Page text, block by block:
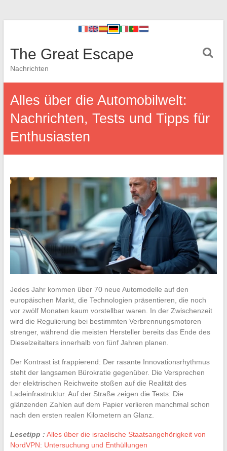
The Great Escape
Nachrichten
Alles über die Automobilwelt:
Nachrichten, Tests und Tipps für
Enthusiasten
Jedes Jahr kommen über 70 neue Automodelle auf den
europäischen Markt, die Technologien präsentieren, die noch
vor zwölf Monaten kaum vorstellbar waren. In der Zwischenzeit
wird die Regulierung bei bestimmten Verbrennungsmotoren
strenger, während die meisten Hersteller bereits das Ende des
Dieselzeitalters innerhalb von fünf Jahren planen.
Der Kontrast ist frappierend: Der rasante Innovationsrhythmus
steht der langsamen Bürokratie gegenüber. Die Versprechen
der elektrischen Reichweite stoßen auf die Realität des
Ladeinfrastruktur. Auf der Straße zeigen die Tests: Die
glänzenden Zahlen auf dem Papier verlieren manchmal schon
nach den ersten realen Kilometern an Glanz.
Lesetipp : Alles über die israelische Staatsangehörigkeit von
NordVPN: Untersuchung und Enthüllungen